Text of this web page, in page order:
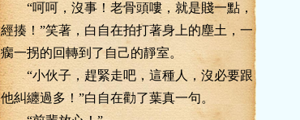
“呵呵，沒事！老骨頭嘍，就是賤一點，
經揍！”笑著，白自在拍打著身上的塵土，一
瘸一拐的回轉到了自己的靜室。
“小伙子，趕緊走吧，這種人，沒必要跟
他糾纏過多！”白自在勸了葉真一句。